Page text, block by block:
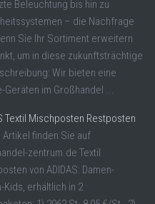
Beleuchtung bis hin zu
– die Nachfrage
Sie Ihr Sortiment erweitern
um in diese zukunftsträchtige
Wir bieten eine
im Großhandel ...
Textil Mischposten Restposten
Artikel finden Sie auf
zentrum.de Textil
von ADIDAS: Damen-
Kids, erhältlich in 2